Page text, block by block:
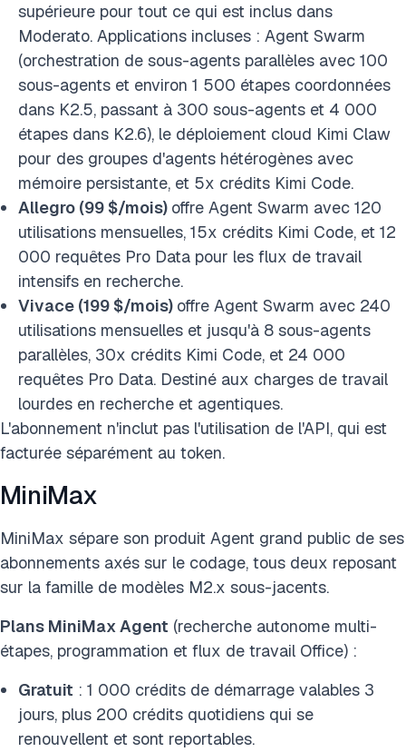
supérieure pour tout ce qui est inclus dans
Moderato. Applications incluses : Agent Swarm
(orchestration de sous-agents parallèles avec 100
sous-agents et environ 1 500 étapes coordonnées
dans K2.5, passant à 300 sous-agents et 4 000
étapes dans K2.6), le déploiement cloud Kimi Claw
pour des groupes d'agents hétérogènes avec
mémoire persistante, et 5x crédits Kimi Code.
Allegro (99 $/mois) offre Agent Swarm avec 120
utilisations mensuelles, 15x crédits Kimi Code, et 12
000 requêtes Pro Data pour les flux de travail
intensifs en recherche.
Vivace (199 $/mois) offre Agent Swarm avec 240
utilisations mensuelles et jusqu'à 8 sous-agents
parallèles, 30x crédits Kimi Code, et 24 000
requêtes Pro Data. Destiné aux charges de travail
lourdes en recherche et agentiques.
L'abonnement n'inclut pas l'utilisation de l'API, qui est
facturée séparément au token.
MiniMax
MiniMax sépare son produit Agent grand public de ses
abonnements axés sur le codage, tous deux reposant
sur la famille de modèles M2.x sous-jacents.
Plans MiniMax Agent (recherche autonome multi-
étapes, programmation et flux de travail Office) :
Gratuit : 1 000 crédits de démarrage valables 3
jours, plus 200 crédits quotidiens qui se
renouvellent et sont reportables.